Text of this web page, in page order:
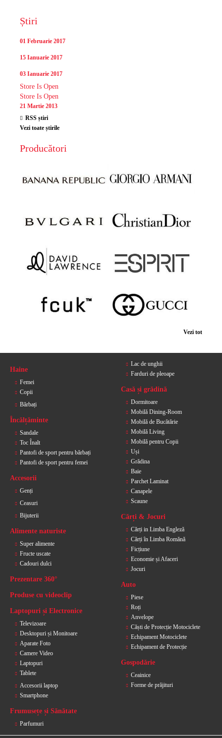
Știri
01 Februarie 2017
15 Ianuarie 2017
03 Ianuarie 2017
Store Is Open
Store Is Open
21 Martie 2013
RSS știri
Vezi toate știrile
Producători
Vezi tot
Haine
Femei
Copii
Bărbați
Încălțăminte
Sandale
Toc Înalt
Pantofi de sport pentru bărbați
Pantofi de sport pentru femei
Accesorii
Genți
Ceasuri
Bijuterii
Alimente naturiste
Super alimente
Fructe uscate
Cadouri dulci
Prezentare 360°
Produse cu videoclip
Laptopuri și Electronice
Televizoare
Desktopuri și Monitoare
Aparate Foto
Camere Video
Laptopuri
Tablete
Accesorii laptop
Smartphone
Frumusețe și Sănătate
Parfumuri
Lac de unghii
Farduri de pleoape
Casă și grădină
Dormitoare
Mobilă Dining-Room
Mobilă de Bucătărie
Mobilă Living
Mobilă pentru Copii
Uși
Grădina
Baie
Parchet Laminat
Canapele
Scaune
Cărți & Jocuri
Cărți in Limba Engleză
Cărți în Limba Romănă
Ficțiune
Economie și Afaceri
Jocuri
Auto
Piese
Roți
Anvelope
Căști de Protecție Motociclete
Echipament Motociclete
Echipament de Protecție
Gospodărie
Ceainice
Forme de prăjituri